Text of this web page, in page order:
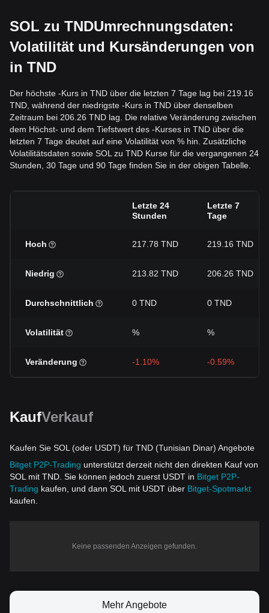
SOL zu TNDUmrechnungsdaten:
Volatilität und Kursänderungen von
in TND
Der höchste -Kurs in TND über die letzten 7 Tage lag bei 219.16
TND, während der niedrigste -Kurs in TND über denselben
Zeitraum bei 206.26 TND lag. Die relative Veränderung zwischen
dem Höchst- und dem Tiefstwert des -Kurses in TND über die
letzten 7 Tage deutet auf eine Volatilität von % hin. Zusätzliche
Volatilitätsdaten sowie SOL zu TND Kurse für die vergangenen 24
Stunden, 30 Tage und 90 Tage finden Sie in der obigen Tabelle.
Letzte 24
Stunden
Letzte 7
Tage
Hoch 217.78 TND 219.16 TND
Niedrig 213.82 TND 206.26 TND
Durchschnittlich 0 TND 0 TND
Volatilität % %
Veränderung -1.10% -0.59%
KaufVerkauf
Kaufen Sie SOL (oder USDT) für TND (Tunisian Dinar) Angebote
Bitget P2P-Trading unterstützt derzeit nicht den direkten Kauf von
SOL mit TND. Sie können jedoch zuerst USDT in Bitget P2P-
Trading kaufen, und dann SOL mit USDT über Bitget-Spotmarkt
kaufen.
Keine passenden Anzeigen gefunden.
Mehr Angebote